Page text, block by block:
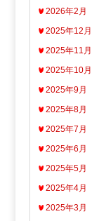
2026年2月
2025年12月
2025年11月
2025年10月
2025年9月
2025年8月
2025年7月
2025年6月
2025年5月
2025年4月
2025年3月